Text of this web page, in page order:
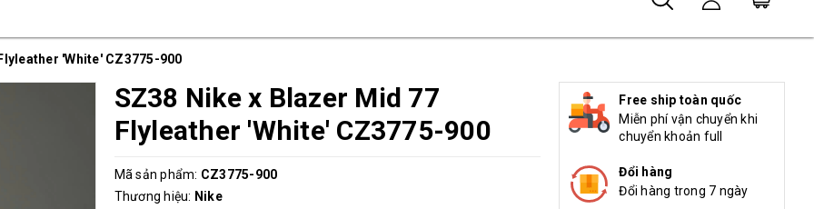
'White' CZ3775-900
SZ38 Nike x Blazer Mid 77
Flyleather 'White' CZ3775-900
Mã sản phẩm: CZ3775-900
Thương hiệu: Nike
Free ship toàn quốc
Miễn phí vận chuyển khi
chuyển khoản full
Đổi hàng
Đổi hàng trong 7 ngày